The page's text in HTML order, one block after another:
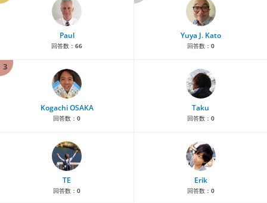
Paul
回答数： 66
Yuya J. Kato
回答数： 0
3
Kogachi OSAKA
回答数： 0
Taku
回答数： 0
TE
回答数： 0
Erik
回答数： 0